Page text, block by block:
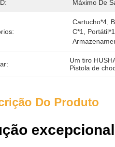
Máximo De
Cartucho*4,
C*1,
Um tiro
Pistola de
Do Produto